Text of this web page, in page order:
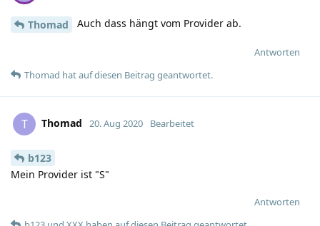
Thomad Auch dass hängt vom Provider ab.
Antworten
Thomad hatauf diesen Beitrag geantwortet.
T Thomad 20. Aug 2020 Bearbeitet
b123
Mein Provider ist "S"
Antworten